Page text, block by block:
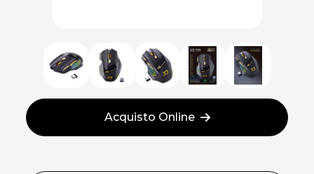
Acquisto Online